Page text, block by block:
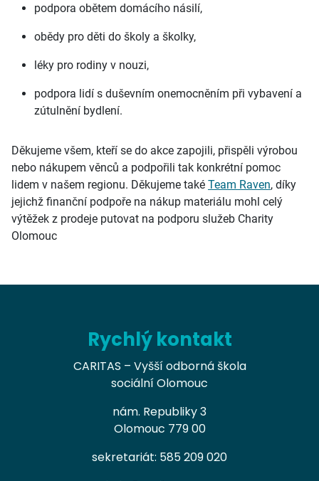
podpora obětem domácího násilí,
obědy pro děti do školy a školky,
léky pro rodiny v nouzi,
podpora lidí s duševním onemocněním při vybavení a
zútulnění bydlení.
Děkujeme všem, kteří se do akce zapojili, přispěli výrobou
nebo nákupem věnců a podpořili tak konkrétní pomoc
lidem v našem regionu. Děkujeme také Team Raven, díky
jejichž finanční podpoře na nákup materiálu mohl celý
výtěžek z prodeje putovat na podporu služeb Charity
Olomouc
Rychlý kontakt
CARITAS – Vyšší odborná škola
sociální Olomouc
nám. Republiky 3
Olomouc 779 00
sekretariát: 585 209 020